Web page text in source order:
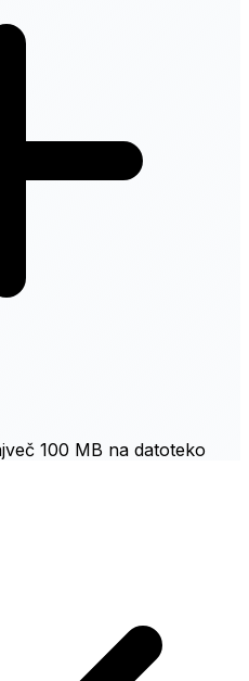
100 MB na datoteko